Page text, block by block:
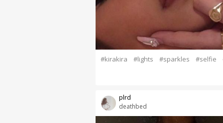
#kirakira #lights #sparkles #selfie
deathbed
plrd